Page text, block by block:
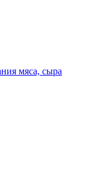
мяса, сыра